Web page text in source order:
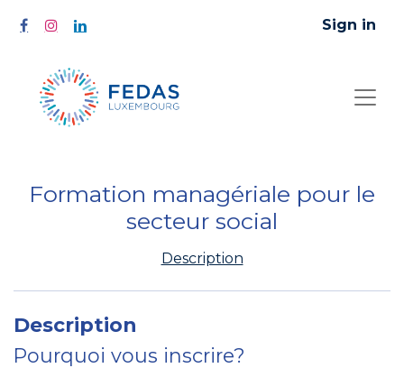
Sign in
Formation managériale pour le
secteur social
Description
Description
Pourquoi vous inscrire?